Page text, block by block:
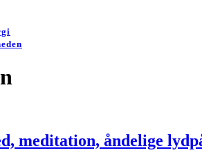
meditation, åndelige